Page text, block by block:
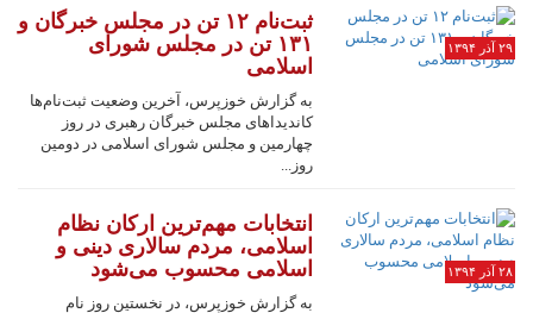
۲۹ آذر ۱۳۹۴
ثبت‌نام ۱۲ تن در مجلس خبرگان و
۱۳۱ تن در مجلس شورای
اسلامی
به گزارش خوزپرس، آخرین وضعیت ثبت‌نام‌ها
کاندیداهای مجلس خبرگان رهبری در روز
چهارمین و مجلس شورای اسلامی در دومین
روز...
۲۸ آذر ۱۳۹۴
انتخابات مهم‌ترین ارکان نظام
اسلامی، مردم سالاری دینی و
اسلامی محسوب می‌شود
به گزارش خوزپرس، در نخستین روز نام